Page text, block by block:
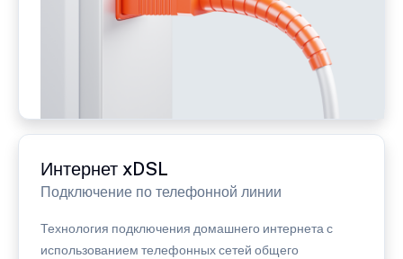
Интернет xDSL
Подключение по телефонной линии
Технология подключения домашнего интернета с
использованием телефонных сетей общего